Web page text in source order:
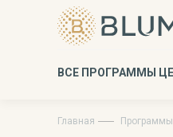
ВСЕ ПРОГРАММЫ
Главная Программы